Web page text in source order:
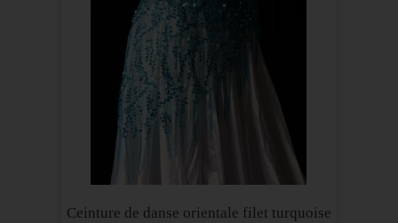
Ceinture de danse orientale filet turquoise